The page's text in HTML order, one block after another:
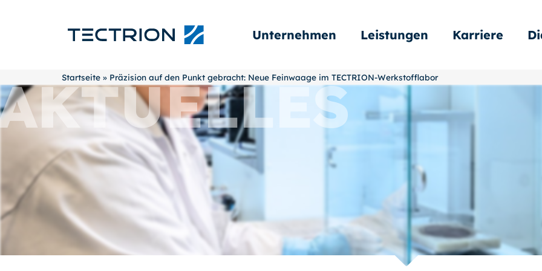
Unternehmen Leistungen Karriere
Startseite » Präzision auf den Punkt gebracht: Neue Feinwaage im TECTRION-Werkstofflabor